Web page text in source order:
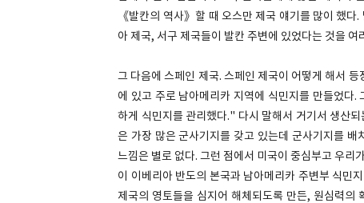
《발칸의 역사》할 때 오스만 제국 얘기를 많이 했
아 제국, 서구 제국들이 발칸 주변에 있었다는 것을 여
그 다음에 스페인 제국. 스페인 제국이 어떻게 해서
에 있고 주로 남아메리카 지역에 식민지를 만들었다
하게 식민지를 관리했다." 다시 말해서 거기서 생산
은 가장 많은 군사기지를 갖고 있는데 군사기지를
느낌은 별로 없다. 그런 점에서 미국이 중심부고 우리
이 이베리아 반도의 본국과 남아메리카 주변부 식민
제국의 영토들을 심지어 해체되도록 만든, 원심력의